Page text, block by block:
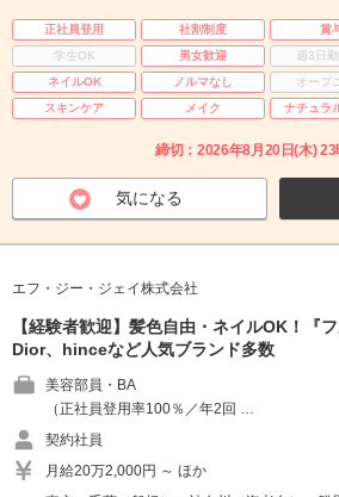
正社員登用 社割制度 賞
学生OK
男女歓迎 週3日
ネイルOK
ノルマなし オープ
スキンケア
メイク ナチュラ
締切：2026年8月20日(木)
気になる
エフ・ジー・ジェイ株式会社
【経験者歓迎】髪色自由・ネイルOK！『
Dior、hinceなど人気ブランド多数
美容部員・BA
（正社員登用率100％／年2回 …
契約社員
月給20万2,000円 ～ ほか